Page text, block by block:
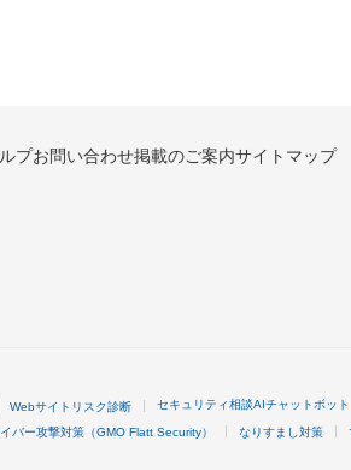
プお問い合わせ掲載のご案内サイトマップ
Webサイトリスク診断 セキュリティ相談AIチャットボット
バー攻撃対策（GMO Flatt Security） なりすまし対策